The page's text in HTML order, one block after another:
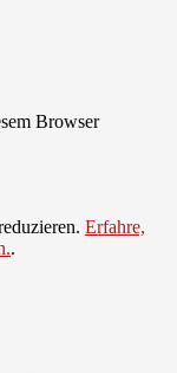
Browser
Erfahre,
.